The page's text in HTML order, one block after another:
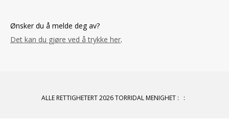
Ønsker du å melde deg av?
Det kan du gjøre ved å trykke her.
ALLE RETTIGHETERT 2026 TORRIDAL MENIGHET: :